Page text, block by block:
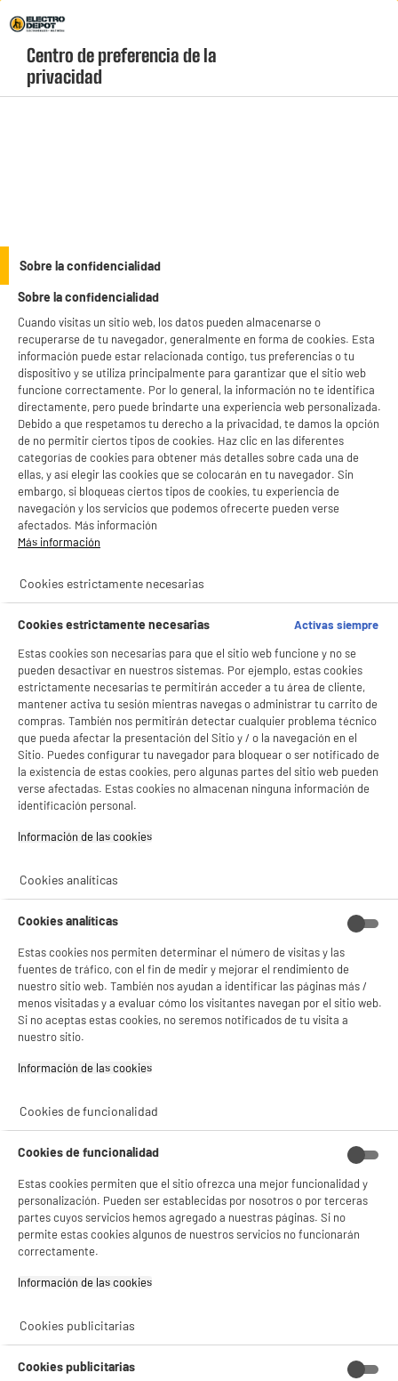
Menú
geolocation-header-icon-text
account
un clic!
current-store
LEGANÉS, MADRID
productItem__availability-
change-btn
product_list_sticky_button_Filter
ELECTROCHOLLOS
★★★★★
★★★★★
compare_product
JOCCA Moldeador Pelo 5 en 1 - 1000 W, 5
Cabezales Intercambiables, Estuche Premium
Tipo de aparato : Cepillo aire caliente
Número de accesorios intercambiables : 5
Diámetro del cepillo :
ELECTROCHOLLOS
Cepillo Modelador de aire SOLAC 6 en 1 Iónico
Blast Style Pearl MD7406
Tipo : Cepillo moldeador
Revestimiento de las placas : Cerámicas
Temperatura máxima (°C) :
★★★★★
★★★★★
compare_product
Cepillo Moldeador 1200W SILVER STYLE Iónico
Aire Frío 4 en 1 MULTI STYLER
Tipo de aparato : Cepillo aire caliente
Diámetro del cepillo : 50 mm
★★★★★
★★★★★
4/5(65) 14
Rechazar todas
BIENVENIDO a ELECTRO
DEPOT
Con el fin de mejorar tu experiencia, y tras tu consentimiento, ELECTRO DEPOT
y sus socios utilizan cookies que procesan tus datos personales para:
- compartir contenido adaptado a tus preferencias
- ofrecer publicidad y comunicaciones personalizadas
- facilitar el intercambio de contenido en las redes sociales
- analizar el tráfico en nuestro sitio web Consulta la política de cookies.
gestionando sus cookies.
Gestionar cookies
Centro de preferencia de la
privacidad
Sobre la confidencialidad
Sobre la confidencialidad
Cuando visitas un sitio web, los datos pueden almacenarse o
recuperarse de tu navegador, generalmente en forma de cookies. Esta
información puede estar relacionada contigo, tus preferencias o tu
dispositivo y se utiliza principalmente para garantizar que el sitio web
funcione correctamente. Por lo general, la información no te identifica
directamente, pero puede brindarte una experiencia web personalizada.
Debido a que respetamos tu derecho a la privacidad, te damos la opción
de no permitir ciertos tipos de cookies. Haz clic en las diferentes
categorías de cookies para obtener más detalles sobre cada una de
ellas, y así elegir las cookies que se colocarán en tu navegador. Sin
embargo, si bloqueas ciertos tipos de cookies, tu experiencia de
navegación y los servicios que podemos ofrecerte pueden verse
afectados. Más información
Más información
Cookies estrictamente necesarias
Cookies estrictamente necesarias
Activas siempre
Estas cookies son necesarias para que el sitio web funcione y no se
pueden desactivar en nuestros sistemas. Por ejemplo, estas cookies
estrictamente necesarias te permitirán acceder a tu área de cliente,
mantener activa tu sesión mientras navegas o administrar tu carrito de
compras. También nos permitirán detectar cualquier problema técnico
que pueda afectar la presentación del Sitio y / o la navegación en el
Sitio. Puedes configurar tu navegador para bloquear o ser notificado de
la existencia de estas cookies, pero algunas partes del sitio web pueden
verse afectadas. Estas cookies no almacenan ninguna información de
identificación personal.
Información de las cookies‎
Cookies analíticas
Cookies analíticas
Estas cookies nos permiten determinar el número de visitas y las
fuentes de tráfico, con el fin de medir y mejorar el rendimiento de
nuestro sitio web. También nos ayudan a identificar las páginas más /
menos visitadas y a evaluar cómo los visitantes navegan por el sitio web.
Si no aceptas estas cookies, no seremos notificados de tu visita a
nuestro sitio.
Información de las cookies‎
Cookies de funcionalidad
Cookies de funcionalidad
Estas cookies permiten que el sitio ofrezca una mejor funcionalidad y
personalización. Pueden ser establecidas por nosotros o por terceras
partes cuyos servicios hemos agregado a nuestras páginas. Si no
permite estas cookies algunos de nuestros servicios no funcionarán
correctamente.
Información de las cookies‎
Cookies publicitarias
Cookies publicitarias